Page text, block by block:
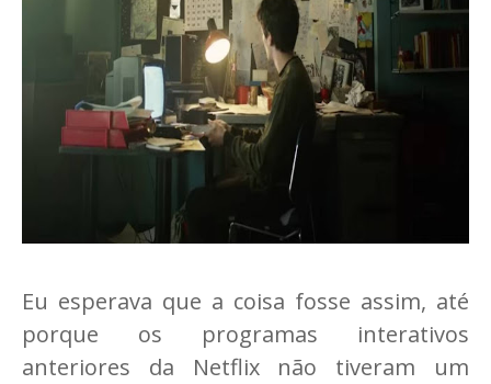
Eu esperava que a coisa fosse assim, até
porque os programas interativos
anteriores da Netflix não tiveram um